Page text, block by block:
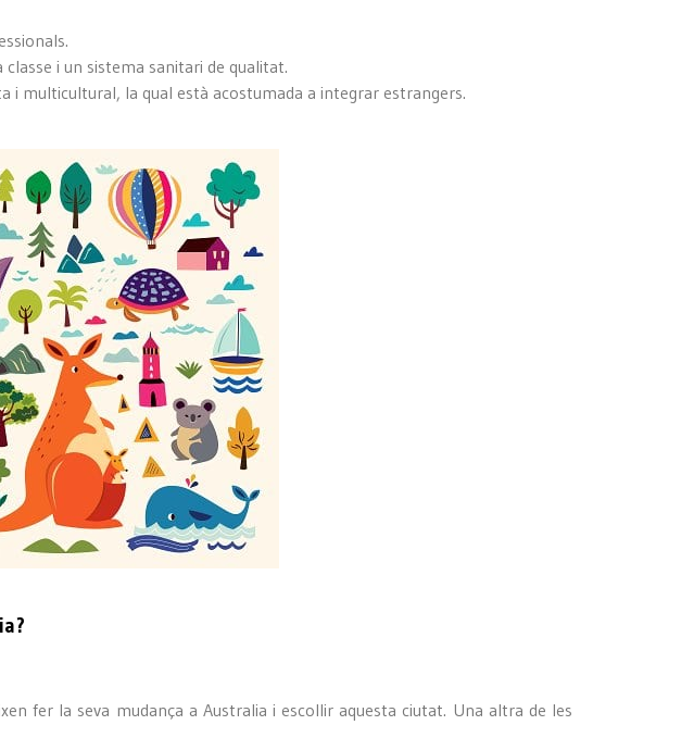
i un sistema sanitari de qualitat.
multicultural, la qual està acostumada a integrar estrangers.
fer la seva mudança a Australia i escollir aquesta ciutat. Una altra de les